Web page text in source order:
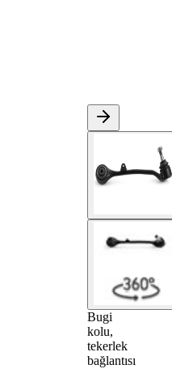
Bugi
kolu,
tekerlek
bağlantısı